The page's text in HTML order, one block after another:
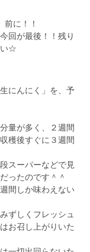
に！！
回が最後！！残り
い☆
にんにく」を、予
量が多く、２週間
穫後すぐに３週間
スーパーなどで見
ったのです＾＾
間しか味わえない
ずしくフレッシュ
お召し上がりいた